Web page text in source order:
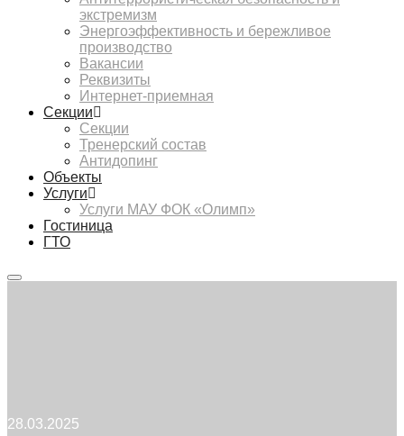
экстремизм
Энергоэффективность и бережливое
производство
Вакансии
Реквизиты
Интернет-приемная
Секции
Секции
Тренерский состав
Антидопинг
Объекты
Услуги
Услуги МАУ ФОК «Олимп»
Гостиница
ГТО
Главное
28.03.2025